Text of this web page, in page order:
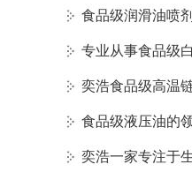
食品级润滑油喷
专业从事食品级
奕浩食品级高温
食品级液压油的
奕浩一家专注于